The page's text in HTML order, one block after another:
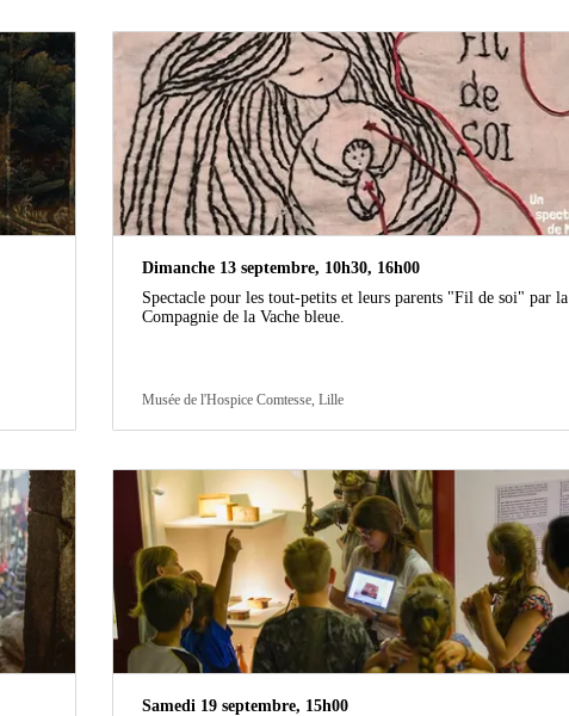
Dimanche 13 septembre, 10h30, 16h00
Spectacle pour les tout-petits et leurs parents "Fil de soi" par la
Compagnie de la Vache bleue.
Musée de l'Hospice Comtesse, Lille
Samedi 19 septembre, 15h00